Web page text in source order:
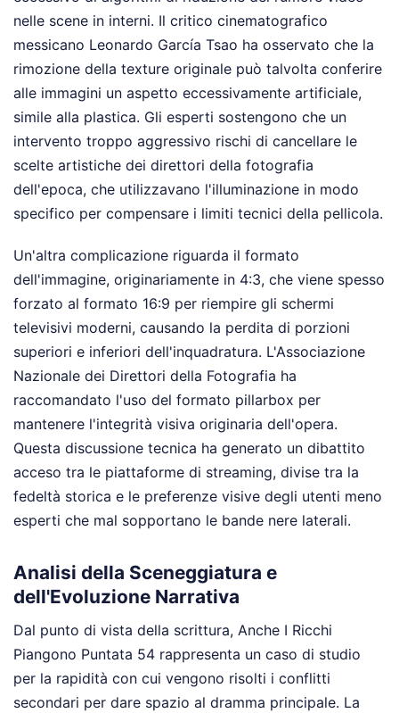
nelle scene in interni. Il critico cinematografico
messicano Leonardo García Tsao ha osservato che la
rimozione della texture originale può talvolta conferire
alle immagini un aspetto eccessivamente artificiale,
simile alla plastica. Gli esperti sostengono che un
intervento troppo aggressivo rischi di cancellare le
scelte artistiche dei direttori della fotografia
dell'epoca, che utilizzavano l'illuminazione in modo
specifico per compensare i limiti tecnici della pellicola.
Un'altra complicazione riguarda il formato
dell'immagine, originariamente in 4:3, che viene spesso
forzato al formato 16:9 per riempire gli schermi
televisivi moderni, causando la perdita di porzioni
superiori e inferiori dell'inquadratura. L'Associazione
Nazionale dei Direttori della Fotografia ha
raccomandato l'uso del formato pillarbox per
mantenere l'integrità visiva originaria dell'opera.
Questa discussione tecnica ha generato un dibattito
acceso tra le piattaforme di streaming, divise tra la
fedeltà storica e le preferenze visive degli utenti meno
esperti che mal sopportano le bande nere laterali.
Analisi della Sceneggiatura e
dell'Evoluzione Narrativa
Dal punto di vista della scrittura, Anche I Ricchi
Piangono Puntata 54 rappresenta un caso di studio
per la rapidità con cui vengono risolti i conflitti
secondari per dare spazio al dramma principale. La